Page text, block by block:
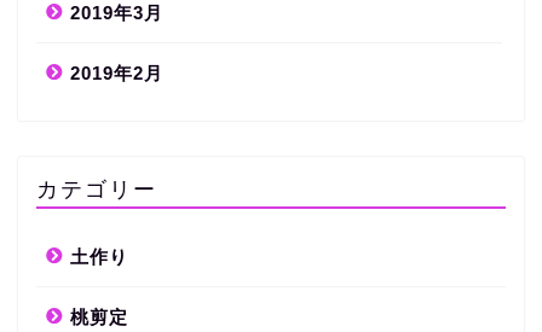
2019年3月
2019年2月
カテゴリー
土作り
桃剪定